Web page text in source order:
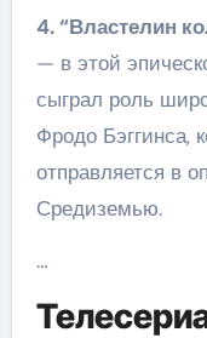
4. “Властелин
— в этой
сыграл роль
Фродо Бэггинса,
отправляется в
Средиземью.
…